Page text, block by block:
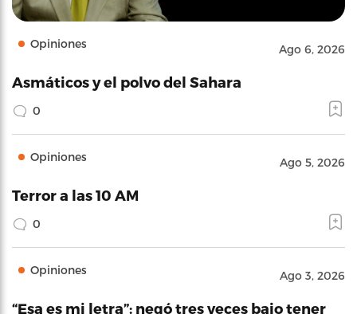
Opiniones Ago 6, 2026
Asmáticos y el polvo del Sahara
0
Opiniones Ago 5, 2026
Terror a las 10 AM
0
Opiniones Ago 3, 2026
“Esa es mi letra”: negó tres veces bajo tener